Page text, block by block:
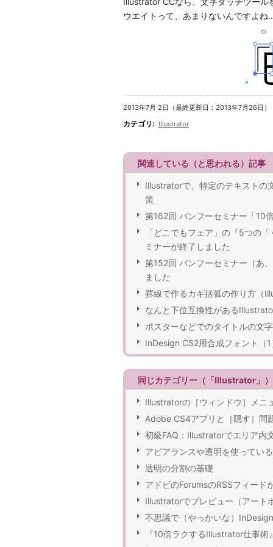
ウエイトって、あまりないんですよね
2013年7月 2日（最終更新日：2013年7月26日）
カテゴリ: Illustrator
関連している（と思われる）記事
Illustratorで、特定のテキストの
策
第162回 バンフーセミナー「10
「どこでもフェア」の『5つの
ミナーが終了しました
第152回 バンフーセミナー（あ
ました
罫線で作るカギ括弧の作り方（
なんと下位互換性がある
ポスターなどでのタイトルの文
InDesign CS2用合成フォント（1
同じカテゴリー（「Illustrator」
Illustratorの［ウィンドウ］メニ
Adobe CS4アプリと［隠す］問
初級FAQ：Illustratorでエリア内
アピアランスや透明を使ってい
透明の分割の基礎
アドビのForumsのRSSフィード
Illustratorでプレビュー（アート
不思議で（やっかいな）
『10倍ラクするIllustrator仕事